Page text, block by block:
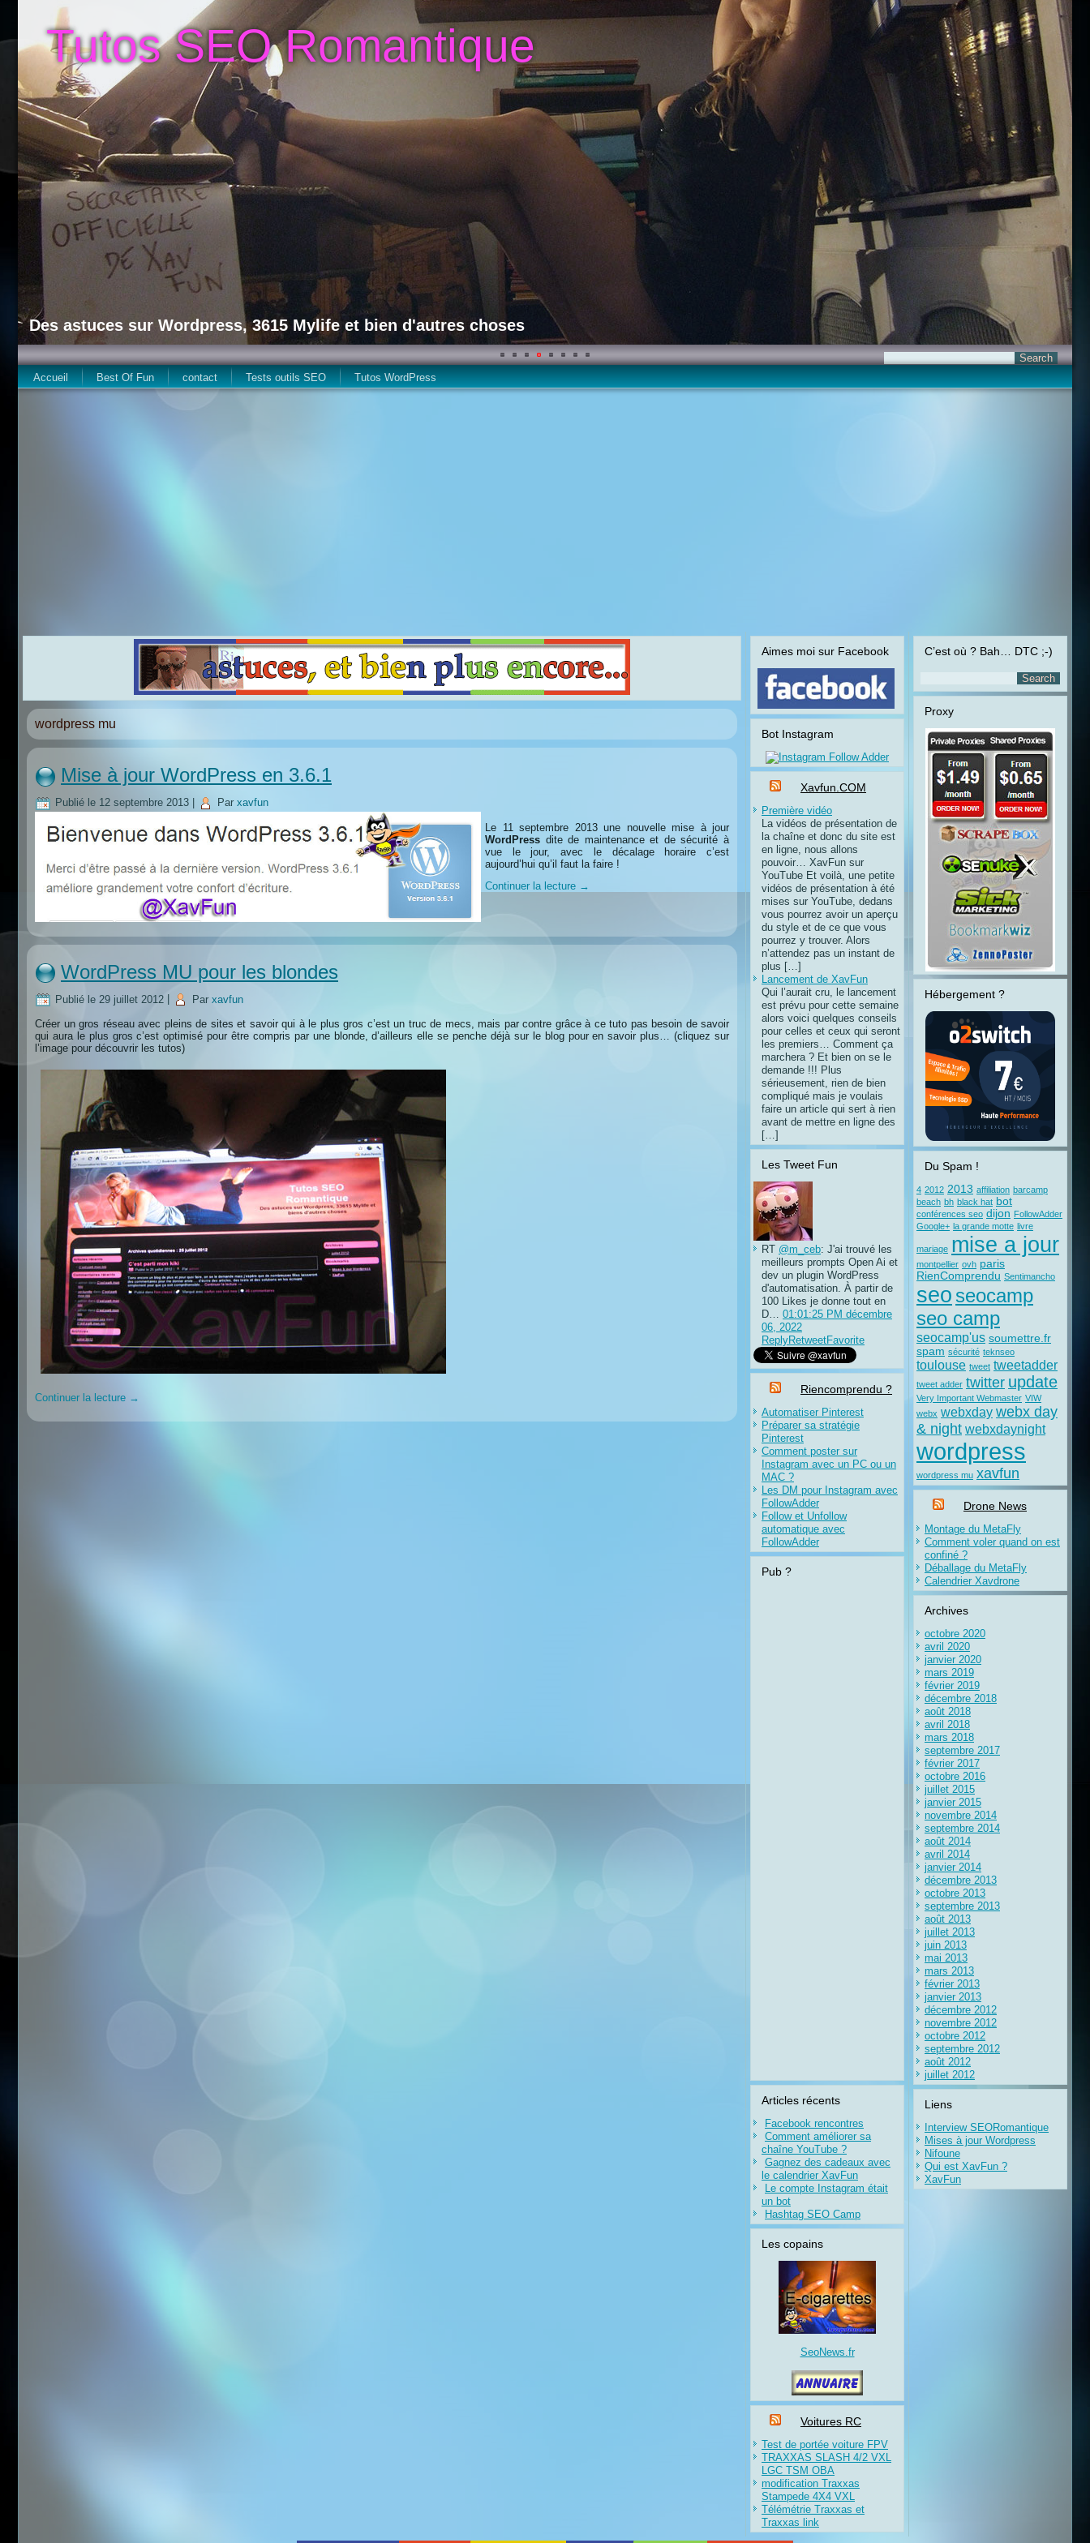
Tutos SEO Romantique
Des astuces sur Wordpress, 3615 Mylife et bien d'autres choses
Accueil Best Of Fun contact Tests outils SEO Tutos WordPress
wordpress mu
Mise à jour WordPress en 3.6.1
Publié le 12 septembre 2013 Par xavfun
Le 11 septembre 2013 une nouvelle mise à jour
WordPress dite de maintenance et de sécurité à
vue le jour, avec le décalage horaire c’est
aujourd’hui qu’il faut la faire !
Continuer la lecture →
WordPress MU pour les blondes
Publié le 29 juillet 2012 Par xavfun
Créer un gros réseau avec pleins de sites et savoir qui à le plus gros c’est un truc de mecs, mais par contre grâce à ce tuto pas besoin de savoir
qui aura le plus gros c’est optimisé pour être compris par une blonde, d’ailleurs elle se penche déjà sur le blog pour en savoir plus… (cliquez sur
l’image pour découvrir les tutos)
Continuer la lecture →
Aimes moi sur Facebook
Bot Instagram
Xavfun.COM
Première vidéo
La vidéos de présentation de
la chaîne et donc du site est
en ligne, nous allons
pouvoir… XavFun sur
YouTube Et voilà, une petite
vidéos de présentation à été
mises sur YouTube, dedans
vous pourrez avoir un aperçu
du style et de ce que vous
pourrez y trouver. Alors
n’attendez pas un instant de
plus […]
Lancement de XavFun
Qui l’aurait cru, le lancement
est prévu pour cette semaine
alors voici quelques conseils
pour celles et ceux qui seront
les premiers… Comment ça
marchera ? Et bien on se le
demande !!! Plus
sérieusement, rien de bien
compliqué mais je voulais
faire un article qui sert à rien
avant de mettre en ligne des
[…]
Les Tweet Fun
RT @m_ceb: J'ai trouvé les
meilleurs prompts Open Ai et
dev un plugin WordPress
d'automatisation. À partir de
100 Likes je donne tout en
D… 01:01:25 PM décembre
06, 2022
ReplyRetweetFavorite
Riencomprendu ?
Automatiser Pinterest
Préparer sa stratégie
Pinterest
Comment poster sur
Instagram avec un PC ou un
MAC ?
Les DM pour Instagram avec
FollowAdder
Follow et Unfollow
automatique avec
FollowAdder
Pub ?
Articles récents
Facebook rencontres
Comment améliorer sa
chaîne YouTube ?
Gagnez des cadeaux avec
le calendrier XavFun
Le compte Instagram était
un bot
Hashtag SEO Camp
Les copains
SeoNews.fr
Voitures RC
Test de portée voiture FPV
TRAXXAS SLASH 4/2 VXL
LGC TSM OBA
modification Traxxas
Stampede 4X4 VXL
Télémétrie Traxxas et
Traxxas link
C’est où ? Bah… DTC ;-)
Proxy
Hébergement ?
Du Spam !
4 2012 2013 affiliation barcamp
beach bh black hat bot
conférences seo dijon FollowAdder
Google+ la grande motte livre
mariage mise a jour
montpellier ovh paris
RienComprendu Sentimancho
seo seocamp
seo camp
seocamp'us soumettre.fr
spam sécurité teknseo
toulouse tweet tweetadder
tweet adder twitter update
Very Important Webmaster VIW
webx webxday webx day
& night webxdaynight
wordpress
wordpress mu xavfun
Drone News
Montage du MetaFly
Comment voler quand on est
confiné ?
Déballage du MetaFly
Calendrier Xavdrone
Archives
octobre 2020
avril 2020
janvier 2020
mars 2019
février 2019
décembre 2018
août 2018
avril 2018
mars 2018
septembre 2017
février 2017
octobre 2016
juillet 2015
janvier 2015
novembre 2014
septembre 2014
août 2014
avril 2014
janvier 2014
décembre 2013
octobre 2013
septembre 2013
août 2013
juillet 2013
juin 2013
mai 2013
mars 2013
février 2013
janvier 2013
décembre 2012
novembre 2012
octobre 2012
septembre 2012
août 2012
juillet 2012
Liens
Interview SEORomantique
Mises à jour Wordpress
Nifoune
Qui est XavFun ?
XavFun